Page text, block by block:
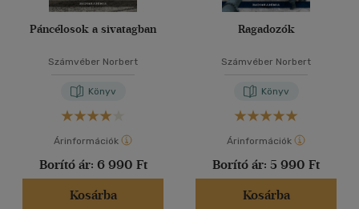
Páncélosok a sivatagban
Számvéber Norbert
Könyv
Árinformációk
Borító ár: 6 990 Ft
Kosárba
Ragadozók
Számvéber Norbert
Könyv
Árinformációk
Borító ár: 5 990 Ft
Kosárba